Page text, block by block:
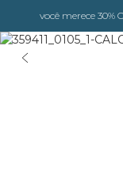
você merece